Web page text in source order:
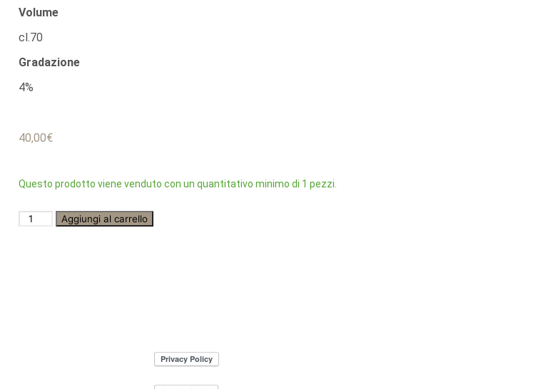
Volume
cl.70
Gradazione
4%
40,00€
Questo prodotto viene venduto con un quantitativo minimo di 1 pezzi.
Aggiungi al carrello